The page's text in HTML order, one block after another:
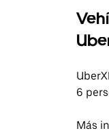
6
Más